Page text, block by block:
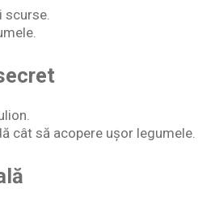
scurse.
cât să acopere ușor legumele.